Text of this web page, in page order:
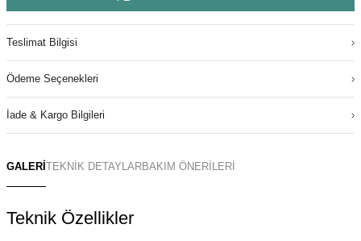
GALERİ TEKNİK DETAYLARBAKIM ÖNERİLERİ
Teknik Özellikler
Teslimat Bilgisi
Ödeme Seçenekleri
İade & Kargo Bilgileri